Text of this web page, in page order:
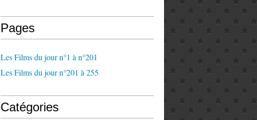
Pages
Les Films du jour n°1 à n°201
Les Films du jour n°201 à 255
Catégories